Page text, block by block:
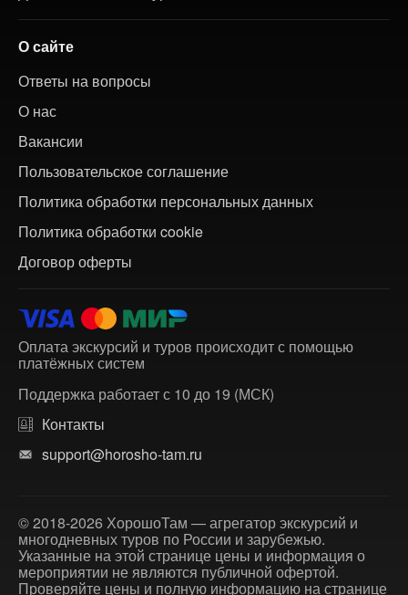
О сайте
Ответы на вопросы
О нас
Вакансии
Пользовательское соглашение
Политика обработки персональных данных
Политика обработки cookie
Договор оферты
Оплата экскурсий и туров происходит с помощью
платёжных систем
Поддержка работает с 10 до 19 (МСК)
Контакты
support@horosho-tam.ru
© 2018-2026 ХорошоТам — агрегатор экскурсий и
многодневных туров по России и зарубежью.
Указанные на этой странице цены и информация о
мероприятии не являются публичной офертой.
Проверяйте цены и полную информацию на странице